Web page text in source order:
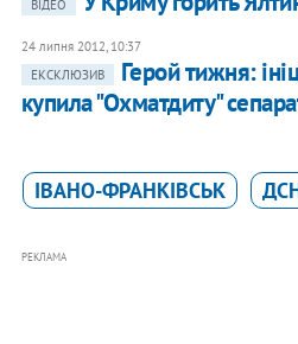
ВІДЕО
24 липня 2012, 10:37
ЕКСКЛЮЗИВ
Герой тижня:
купила "Охматдиту"
ІВАНО-ФРАНКІВСЬК
РЕКЛАМА